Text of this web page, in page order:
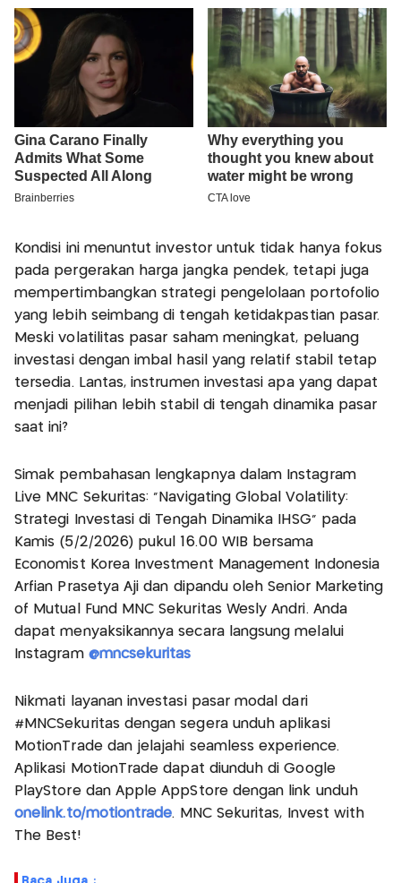
Kondisi ini menuntut investor untuk tidak hanya fokus
pada pergerakan harga jangka pendek, tetapi juga
mempertimbangkan strategi pengelolaan portofolio
yang lebih seimbang di tengah ketidakpastian pasar.
Meski volatilitas pasar saham meningkat, peluang
investasi dengan imbal hasil yang relatif stabil tetap
tersedia. Lantas, instrumen investasi apa yang dapat
menjadi pilihan lebih stabil di tengah dinamika pasar
saat ini?
Simak pembahasan lengkapnya dalam Instagram
Live MNC Sekuritas: “Navigating Global Volatility:
Strategi Investasi di Tengah Dinamika IHSG” pada
Kamis (5/2/2026) pukul 16.00 WIB bersama
Economist Korea Investment Management Indonesia
Arfian Prasetya Aji dan dipandu oleh Senior Marketing
of Mutual Fund MNC Sekuritas Wesly Andri. Anda
dapat menyaksikannya secara langsung melalui
Instagram @mncsekuritas
Nikmati layanan investasi pasar modal dari
#MNCSekuritas dengan segera unduh aplikasi
MotionTrade dan jelajahi seamless experience.
Aplikasi MotionTrade dapat diunduh di Google
PlayStore dan Apple AppStore dengan link unduh
onelink.to/motiontrade. MNC Sekuritas, Invest with
The Best!